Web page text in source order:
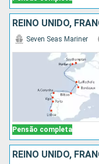
Pensão completa
Seven Seas Mariner